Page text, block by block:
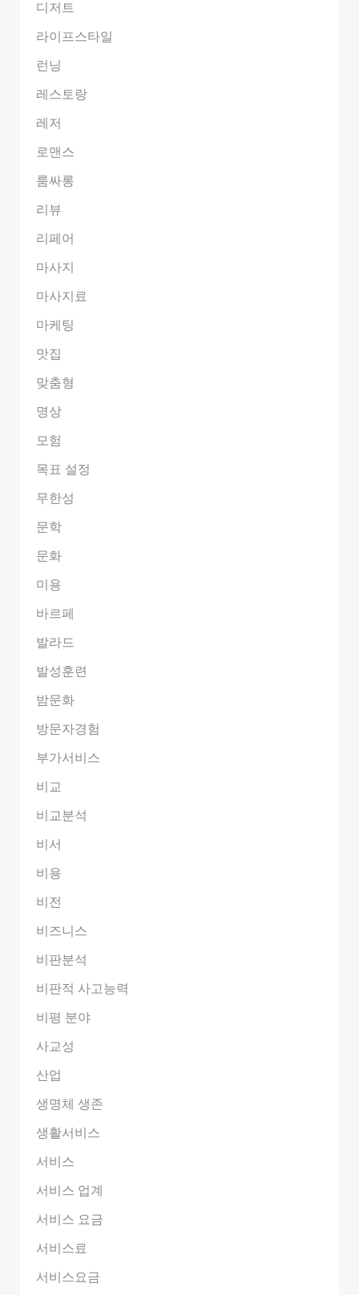
디저트
라이프스타일
런닝
레스토랑
레저
로맨스
룸싸롱
리뷰
리페어
마사지
마사지료
마케팅
맛집
맞춤형
명상
모험
목표 설정
무한성
문학
문화
미용
바르페
발라드
발성훈련
밤문화
방문자경험
부가서비스
비교
비교분석
비서
비용
비전
비즈니스
비판분석
비판적 사고능력
비평 분야
사교성
산업
생명체 생존
생활서비스
서비스
서비스 업계
서비스 요금
서비스료
서비스요금